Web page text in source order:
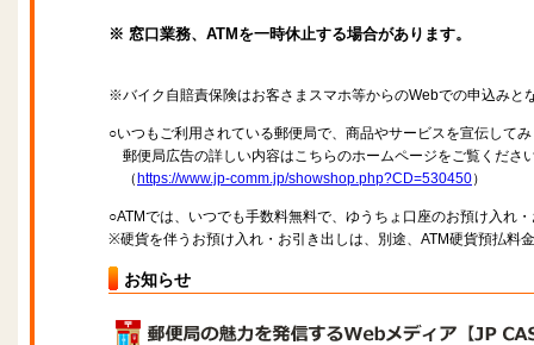
※ 窓口業務、ATMを一時休止する場合があります。
※バイク自賠責保険はお客さまスマホ等からのWebでの申込みと
○いつもご利用されている郵便局で、商品やサービスを宣伝して
郵便局広告の詳しい内容はこちらのホームページをご覧くださ
（ https://www.jp-comm.jp/showshop.php?CD=530450）
○ATMでは、いつでも手数料無料で、ゆうちょ口座のお預け入れ
※硬貨を伴うお預け入れ・お引き出しは、別途、ATM硬貨預払料
お知らせ